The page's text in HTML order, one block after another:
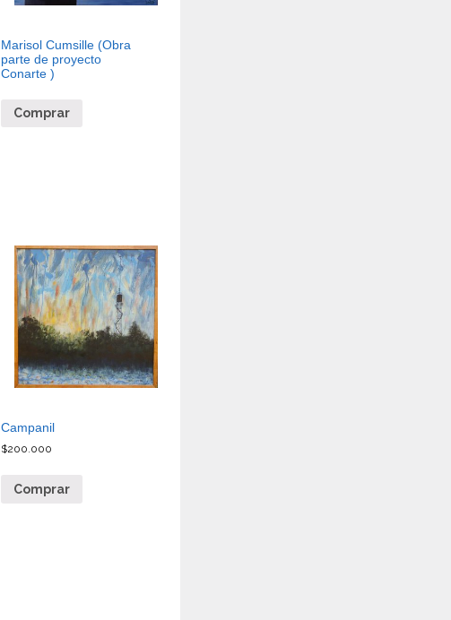
Marisol Cumsille (Obra
parte de proyecto
Conarte )
Comprar
Campanil
$200.000
Comprar